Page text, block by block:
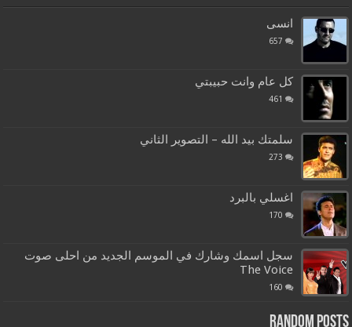
انسى
657
كل عام وانت حبيبتي
461
سلمتك بيد الله – التصوير الثاني
273
اغسلي بالبرد
170
سجل اسمك وشارك في الموسم الجديد من احلى صوت
The Voice
160
Random Posts